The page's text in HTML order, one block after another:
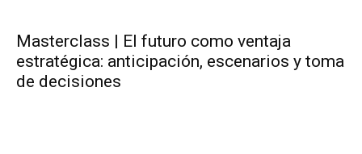
Masterclass | El futuro como ventaja
estratégica: anticipación, escenarios y toma
de decisiones